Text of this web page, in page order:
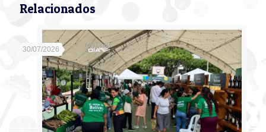
Relacionados
30/07/2026